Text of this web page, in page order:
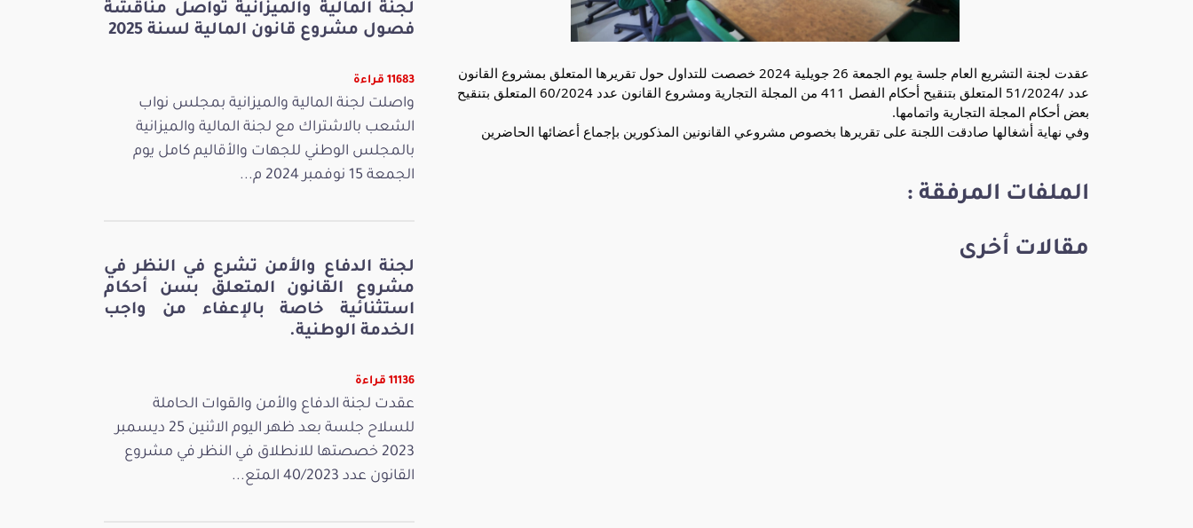
عقدت لجنة التشريع العام جلسة يوم الجمعة 26 جويلية 2024 خصصت للتداول حول تقريرها المتعلق بمشروع القانون
عدد /51/2024 المتعلق بتنقيح أحكام الفصل 411 من المجلة التجارية ومشروع القانون عدد 60/2024 المتعلق بتنقيح
بعض أحكام المجلة التجارية واتمامها.
وفي نهاية أشغالها صادقت اللجنة على تقريرها بخصوص مشروعي القانونين المذكورين بإجماع أعضائها الحاضرين
الملفات المرفقة :
مقالات أخرى
لجنة المالية والميزانية تواصل مناقشة
فصول مشروع قانون المالية لسنة 2025
11683 قراءة
واصلت لجنة المالية والميزانية بمجلس نواب
الشعب بالاشتراك مع لجنة المالية والميزانية
بالمجلس الوطني للجهات والأقاليم كامل يوم
الجمعة 15 نوفمبر 2024 م...
لجنة الدفاع والأمن تشرع في النظر في
مشروع القانون المتعلق بسن أحكام
استثنائية خاصة بالإعفاء من واجب
الخدمة الوطنية.
11136 قراءة
عقدت لجنة الدفاع والأمن والقوات الحاملة
للسلاح جلسة بعد ظهر اليوم الاثنين 25 ديسمبر
2023 خصصتها للانطلاق في النظر في مشروع
القانون عدد 40/2023 المتع...